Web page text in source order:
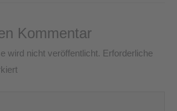
Kommentar
wird nicht veröffentlicht. Erforderliche